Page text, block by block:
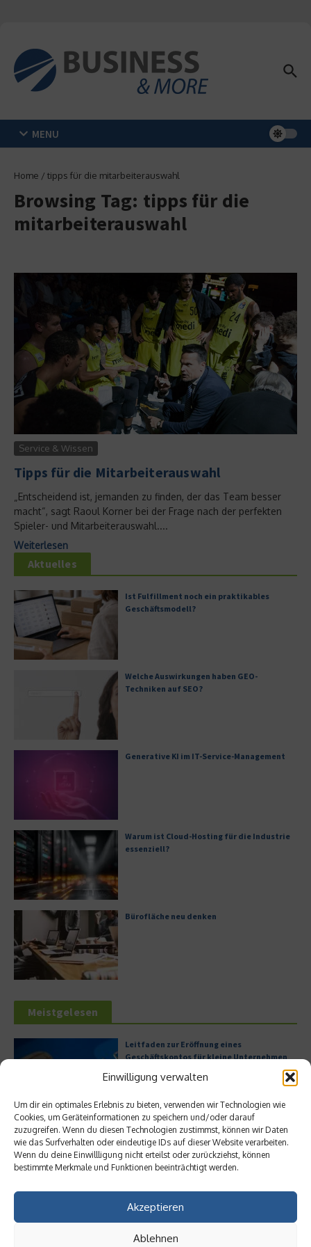
Einwilligung verwalten
Um dir ein optimales Erlebnis zu bieten, verwenden wir Technologien wie
Cookies, um Geräteinformationen zu speichern und/oder darauf
zuzugreifen. Wenn du diesen Technologien zustimmst, können wir Daten
wie das Surfverhalten oder eindeutige IDs auf dieser Website verarbeiten.
Wenn du deine Einwillligung nicht erteilst oder zurückziehst, können
bestimmte Merkmale und Funktionen beeinträchtigt werden.
Akzeptieren
Ablehnen
MENU
Home / tipps für die mitarbeiterauswahl
Browsing Tag: tipps für die
mitarbeiterauswahl
Service & Wissen
Tipps für die Mitarbeiterauswahl
„Entscheidend ist, jemanden zu finden, der das Team besser
macht“, sagt Raoul Korner bei der Frage nach der perfekten
Spieler- und Mitarbeiterauswahl....
Weiterlesen
Aktuelles
Ist Fulfillment noch ein praktikables
Geschäftsmodell?
Welche Auswirkungen haben GEO-
Techniken auf SEO?
Generative KI im IT-Service-Management
Warum ist Cloud-Hosting für die Industrie
essenziell?
Bürofläche neu denken
Meistgelesen
Leitfaden zur Eröffnung eines
Geschäftskontos für kleine Unternehmen
Hilton Worldwide: Eine Ikone der globalen
Hotellerie im Wandel der Zeit
Digitalisierung als Wettbewerbsvorteil